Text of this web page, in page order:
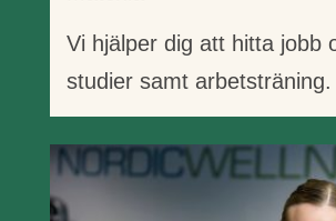
Vi hjälper dig att hitta jobb
studier samt arbetsträning.